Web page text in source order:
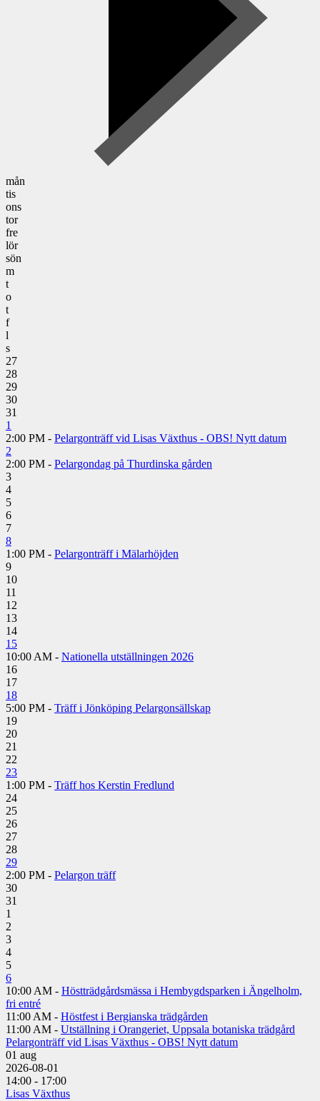
mån
tis
ons
tor
fre
lör
sön
m
t
o
t
f
l
s
27
28
29
30
31
1
2:00 PM - Pelargonträff vid Lisas Växthus - OBS! Nytt datum
2
2:00 PM - Pelargondag på Thurdinska gården
3
4
5
6
7
8
1:00 PM - Pelargonträff i Mälarhöjden
9
10
11
12
13
14
15
10:00 AM - Nationella utställningen 2026
16
17
18
5:00 PM - Träff i Jönköping Pelargonsällskap
19
20
21
22
23
1:00 PM - Träff hos Kerstin Fredlund
24
25
26
27
28
29
2:00 PM - Pelargon träff
30
31
1
2
3
4
5
6
10:00 AM - Höstträdgårdsmässa i Hembygdsparken i Ängelholm,
fri entré
11:00 AM - Höstfest i Bergianska trädgården
11:00 AM - Utställning i Orangeriet, Uppsala botaniska trädgård
Pelargonträff vid Lisas Växthus - OBS! Nytt datum
01 aug
2026-08-01
14:00 - 17:00
Lisas Växthus